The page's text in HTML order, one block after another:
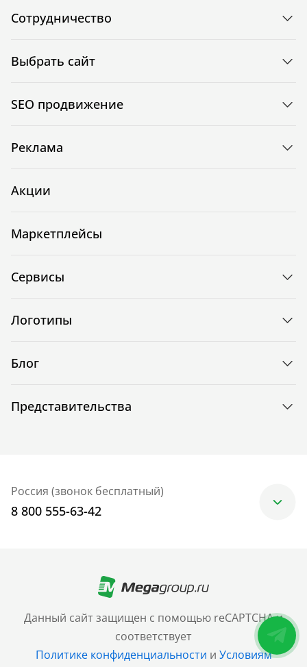
Данный сайт защищен с помощью reCAPTCHA и
соответствует
Политике конфиденциальности и Условиям
Сотрудничество
Выбрать сайт
SEO продвижение
Реклама
Акции
Маркетплейсы
Сервисы
Логотипы
Блог
Представительства
Россия (звонок бесплатный)
8 800 555-63-42
+7 (499) 705-30-10
Санкт-Петербург
+7 (812) 600-77-33
Барнаул